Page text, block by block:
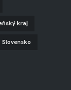
kraj
Slovensko